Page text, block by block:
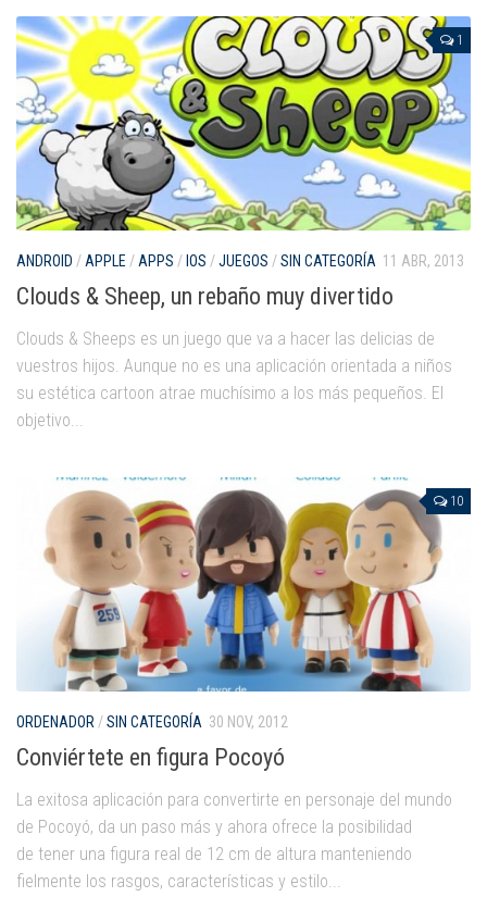
Utilidades
Por autor
Comomola
Dada Company
Disney
Dr Panda
Marbotic
Mysticmono
Pepi Play
Sago Sago
Tinybop
Toca Boca
1
ANDROID / APPLE / APPS / IOS /JUEGOS /SIN CATEGORÍA 11 ABR, 2013
Clouds & Sheep, un rebaño muy divertido
Clouds & Sheeps es un juego que va a hacer las delicias de
vuestros hijos. Aunque no es una aplicación orientada a niños
su estética cartoon atrae muchísimo a los más pequeños. El
objetivo...
10
ORDENADOR /SIN CATEGORÍA 30 NOV, 2012
Conviértete en figura Pocoyó
La exitosa aplicación para convertirte en personaje del mundo
de Pocoyó, da un paso más y ahora ofrece la posibilidad
de tener una figura real de 12 cm de altura manteniendo
fielmente los rasgos, características y estilo...